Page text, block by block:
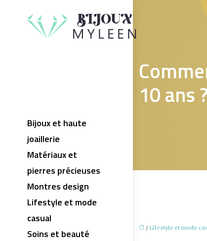
Bijoux et haute
joaillerie
Matériaux et
pierres précieuses
Montres design
Lifestyle et mode
casual
Soins et beauté
10 ans ?
/ Lifestyle et mode